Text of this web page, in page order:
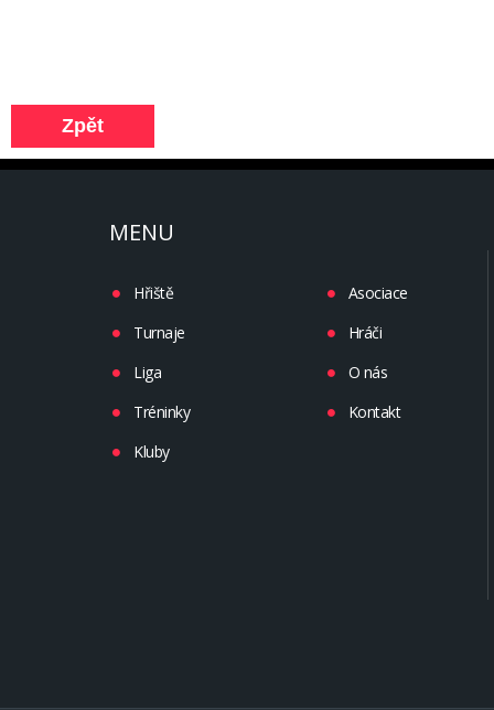
MENU
Hřiště
Turnaje
Liga
Tréninky
Kluby
Asociace
Hráči
O nás
Kontakt